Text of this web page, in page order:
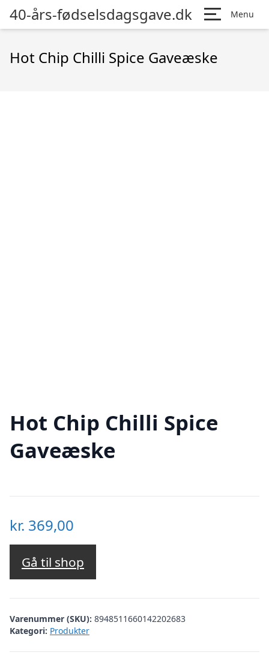
40-års-fødselsdagsgave.dk Menu
Hot Chip Chilli Spice Gaveæske
Hot Chip Chilli Spice
Gaveæske
kr. 369,00
Gå til shop
Varenummer (SKU): 8948511660142202683
Kategori: Produkter